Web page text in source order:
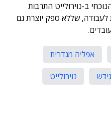
ב-נוירולייט התרבות
לעבודה, שללא ספק יוצרת גם
אפליה מגדרית
נוירולייט